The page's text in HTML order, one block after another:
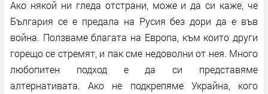
Aко някой ни гледа отстрани, може и да си каже, че
България се е предала на Русия без дори да е във
война. Ползваме благата на Европа, към които други
горещо се стремят, и пак сме недоволни от нея. Много
любопитен подход е да си представяме
алтернативата. Ако не подкрепяме Украйна, кого